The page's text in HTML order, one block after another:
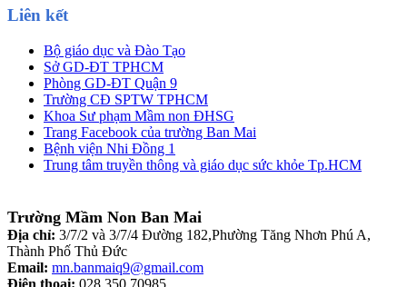
Liên kết
Bộ giáo dục và Đào Tạo
Sở GD-ĐT TPHCM
Phòng GD-ĐT Quận 9
Trường CĐ SPTW TPHCM
Khoa Sư phạm Mầm non ĐHSG
Trang Facebook của trường Ban Mai
Bệnh viện Nhi Đồng 1
Trung tâm truyền thông và giáo dục sức khỏe Tp.HCM
Trường Mầm Non Ban Mai
Địa chỉ: 3/7/2 và 3/7/4 Đường 182,Phường Tăng Nhơn Phú A,
Thành Phố Thủ Đức
Email: mn.banmaiq9@gmail.com
Điện thoại: 028.350.70985